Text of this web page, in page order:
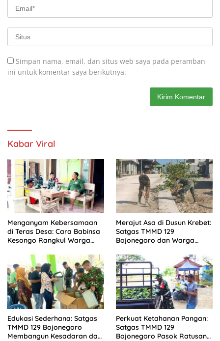
Simpan nama, email, dan situs web saya pada peramban
ini untuk komentar saya berikutnya.
Kabar Viral
Menganyam Kebersamaan
di Teras Desa: Cara Babinsa
Kesongo Rangkul Warga
Bojonegoro
Merajut Asa di Dusun Krebet:
Satgas TMMD 129
Bojonegoro dan Warga
Edukasi Sederhana: Satgas
TMMD 129 Bojonegoro
Membangun Kesadaran dan
Perkuat Ketahanan Pangan:
Satgas TMMD 129
Bojonegoro Pasok Ratusan